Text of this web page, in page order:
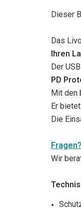
Dieser
Das
Ihren
Der
PD
Mit den
Er
Die
Fragen?
Wir